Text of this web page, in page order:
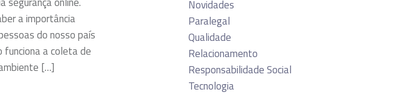
a importância
do nosso país
funciona a coleta de
[…]
Novidades
Paralegal
Qualidade
Relacionamento
Responsabilidade Social
Tecnologia